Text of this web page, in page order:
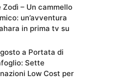
Zodì – Un cammello
un’avventura
in prima tv su
a Portata di
Sette
Low Cost per